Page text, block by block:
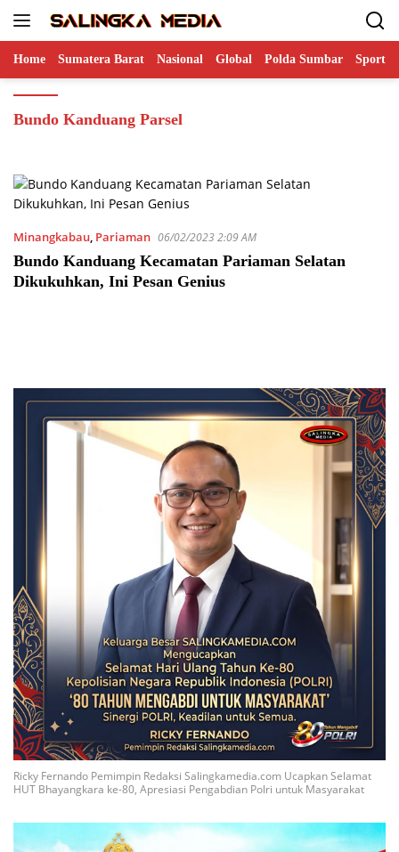
Home Sumatera Barat Nasional Global Polda Sumbar Sports
Bundo Kanduang Parsel
Minangkabau, Pariaman 06/02/2023 2:09 AM
Bundo Kanduang Kecamatan Pariaman Selatan
Dikukuhkan, Ini Pesan Genius
Ricky Fernando Pemimpin Redaksi Salingkamedia.com Ucapkan Selamat
HUT Bhayangkara ke-80, Apresiasi Pengabdian Polri untuk Masyarakat